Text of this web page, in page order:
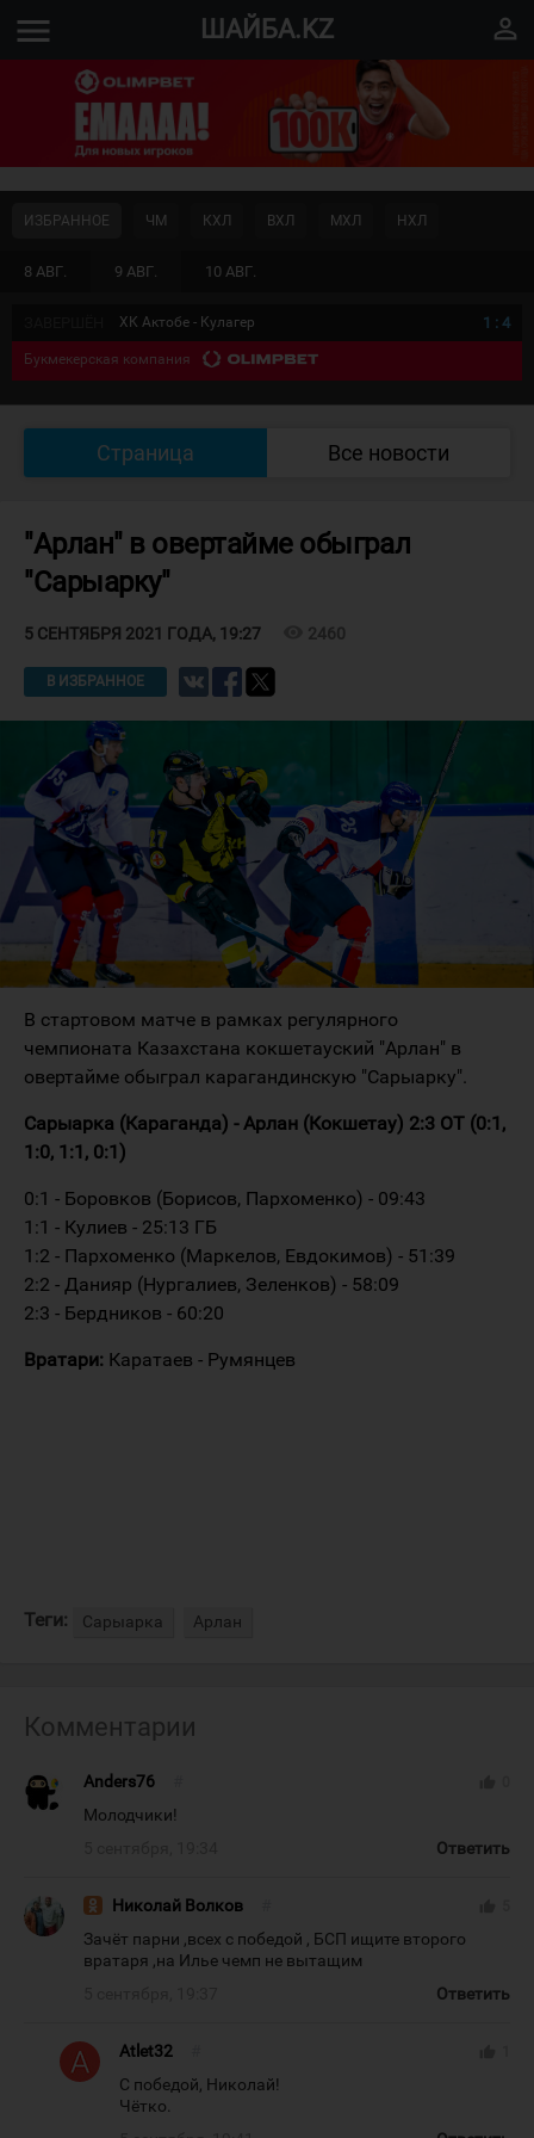
menu ШАЙБА.KZ perm_identity
8 АВГ. 9 АВГ. 10 АВГ.
ИЗБРАННОЕ ЧМ КХЛ ВХЛ МХЛ НХЛ
ХК Актобе - Кулагер 1 : 4
Букмекерская компания
Страница Все новости
"Арлан" в овертайме обыграл
"Сарыарку"
5 СЕНТЯБРЯ 2021 ГОДА, 19:27 2460
В ИЗБРАННОЕ
В стартовом матче в рамках регулярного
чемпионата Казахстана кокшетауский "Арлан" в
овертайме обыграл карагандинскую "Сарыарку".
Сарыарка (Караганда) - Арлан (Кокшетау) 2:3 ОТ (0:1,
1:0, 1:1, 0:1)
0:1 - Боровков (Борисов, Пархоменко) - 09:43
1:1 - Кулиев - 25:13 ГБ
1:2 - Пархоменко (Маркелов, Евдокимов) - 51:39
2:2 - Данияр (Нургалиев, Зеленков) - 58:09
2:3 - Бердников - 60:20
Вратари: Каратаев - Румянцев
Теги: Сарыарка Арлан
Комментарии
Anders76
Молодчики!
Ответить
Николай Волков
Зачёт парни ,всех с победой , БСП ищите второго
вратаря ,на Илье чемп не вытащим
Ответить
Atlet32
С победой, Николай!
Чётко.